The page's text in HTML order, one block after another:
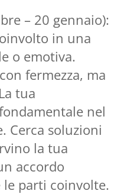
– 20 gennaio):
in una
o emotiva.
fermezza, ma
tua
nel
Cerca soluzioni
la tua
accordo
parti coinvolte.